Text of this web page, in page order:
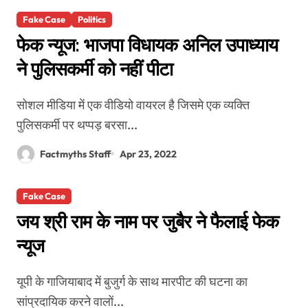
Fake Case Politics
फेक न्यूज: भाजपा विधायक अनिल उपाध्याय
ने पुलिसकर्मी को नहीं पीटा
सोशल मीडिया में एक वीडियो वायरल है जिसमे एक व्यक्ति
पुलिसकर्मी पर थप्पड़ बरसा...
Factmyths Staff Apr 23, 2022
Fake Case
जय श्री राम के नाम पर जुबैर ने फैलाई फेक
न्यूज
यूपी के गाजियाबाद में बुजुर्ग के साथ मारपीट की घटना का
सांप्रदायिक करने वालों...